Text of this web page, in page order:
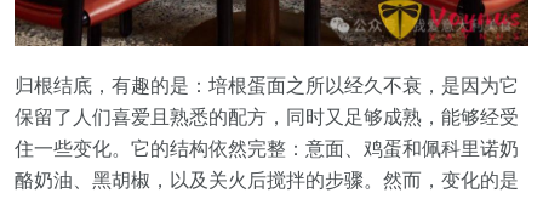
归根结底，有趣的是：培根蛋面之所以经久不衰，是因为它
保留了人们喜爱且熟悉的配方，同时又足够成熟，能够经受
住一些变化。它的结构依然完整：意面、鸡蛋和佩科里诺奶
酪奶油、黑胡椒，以及关火后搅拌的步骤。然而，变化的是